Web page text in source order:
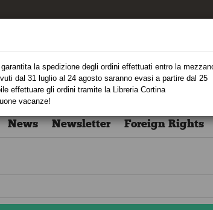
News Newsletter Foreign Rights
la spedizione degli ordini effettuati entro la
dal 31 luglio al 24 agosto saranno evasi a partire dal 25
effettuare gli ordini tramite la Libreria Cortina
vacanze!